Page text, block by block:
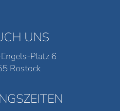
UNS
Platz 6
Rostock